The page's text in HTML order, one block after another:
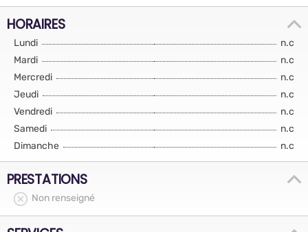
HORAIRES
Lundi
n.c
Mardi
n.c
Mercredi
n.c
Jeudi
n.c
Vendredi
n.c
Samedi
n.c
Dimanche
n.c
PRESTATIONS
Non renseigné